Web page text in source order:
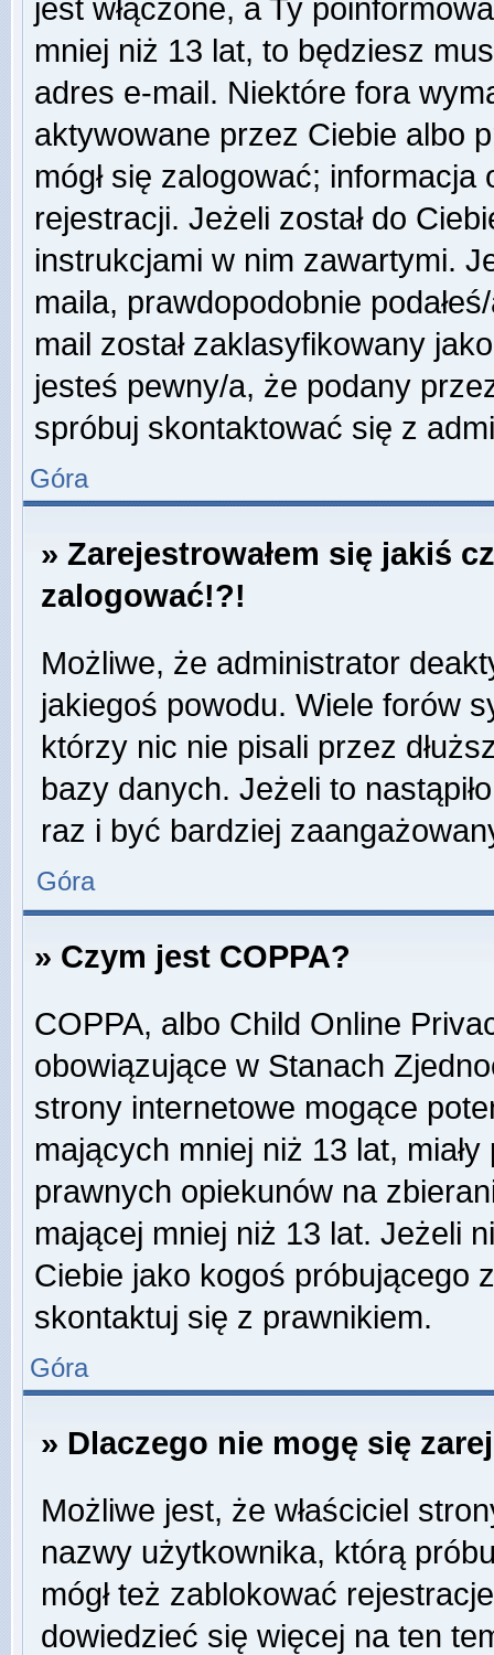
jest włączone, a Ty
mniej niż 13 lat, to będziesz
adres e-mail. Niektóre fora
aktywowane przez Ciebie albo
mógł się zalogować;
rejestracji. Jeżeli został do
instrukcjami w nim zawartymi.
maila, prawdopodobnie
mail został zaklasyfikowany
jesteś pewny/a, że podany
spróbuj skontaktować się z
Góra
» Zarejestrowałem się jakiś
zalogować!?!
Możliwe, że administrator
jakiegoś powodu. Wiele forów
którzy nic nie pisali przez
bazy danych. Jeżeli to
raz i być bardziej
Góra
» Czym jest COPPA?
COPPA, albo Child Online
obowiązujące w Stanach
strony internetowe mogące
mających mniej niż 13 lat,
prawnych opiekunów na
mającej mniej niż 13 lat. Jeżeli
Ciebie jako kogoś próbującego
skontaktuj się z prawnikiem.
Góra
» Dlaczego nie mogę się
Możliwe jest, że właściciel
nazwy użytkownika, którą
mógł też zablokować
dowiedzieć się więcej na ten